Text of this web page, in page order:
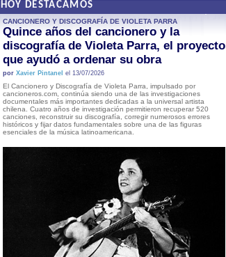
HOY DESTACAMOS
CANCIONERO Y DISCOGRAFÍA DE VIOLETA PARRA
Quince años del cancionero y la
discografía de Violeta Parra, el proyecto
que ayudó a ordenar su obra
por Xavier Pintanel el 13/07/2026
El Cancionero y Discografía de Violeta Parra, impulsado por
cancioneros.com, continúa siendo una de las investigaciones
documentales más importantes dedicadas a la universal artista
chilena. Cuatro años de investigación permitieron recuperar 520
canciones, reconstruir su discografía, corregir numerosos errores
históricos y fijar datos fundamentales sobre una de las figuras
esenciales de la música latinoamericana.